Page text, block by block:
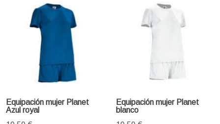
Equipación mujer Planet
Azul royal
Equipación mujer Planet
blanco